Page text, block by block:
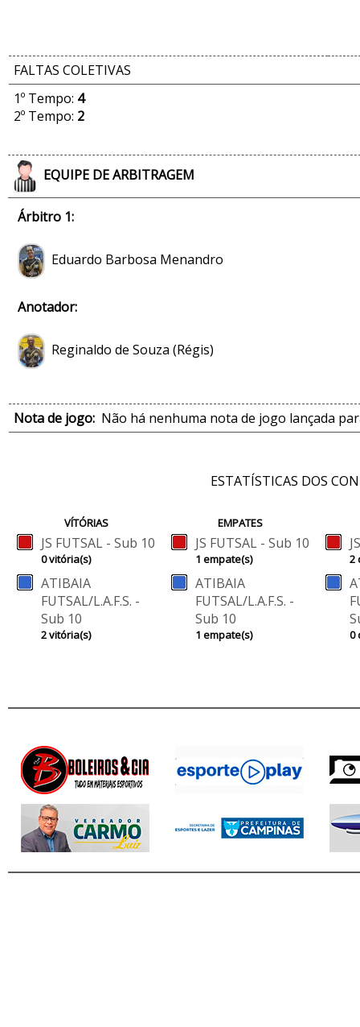
FALTAS COLETIVAS
1º Tempo: 4
2º Tempo: 2
EQUIPE DE ARBITRAGEM
Árbitro 1:
Eduardo Barbosa Menandro
Anotador:
Reginaldo de Souza (Régis)
Nota de jogo: Não há nenhuma nota de jogo lançada
ESTATÍSTICAS DOS
VÍTÓRIAS
JS FUTSAL - Sub 10
0 vitória(s)
ATIBAIA
FUTSAL/L.A.F.S. -
Sub 10
2 vitória(s)
EMPATES
JS FUTSAL - Sub 10
1 empate(s)
ATIBAIA
FUTSAL/L.A.F.S. -
Sub 10
1 empate(s)
2
0